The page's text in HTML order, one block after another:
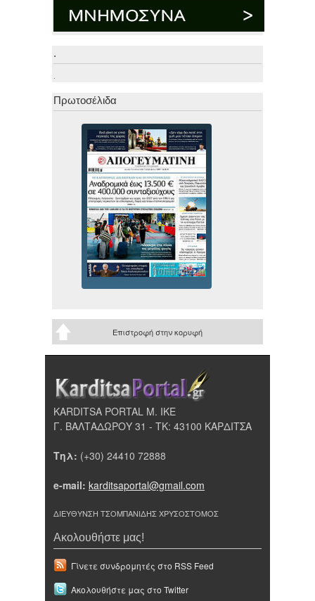
.
.
Πρωτοσέλιδα
Επιστροφή στην κορυφή
KARDITSA PORTAL Μ. ΙΚΕ
Γ. ΒΑΛΤΑΔΩΡΟΥ 31 - ΤΚ: 43100 ΚΑΡΔΙΤΣΑ
Τηλ: (+30) 24410 72888
e-mail: karditsaportal@gmail.com
ΔΙΕΥΘΥΝΣΗ ΤΣΟΜΠΑΝΙΔΗΣ ΧΡΥΣΟΣΤΟΜΟΣ
Ακολουθήστε μας!
Γίνετε συνδρομητές στο RSS Feed
Ακολουθήστε μας στο Twitter